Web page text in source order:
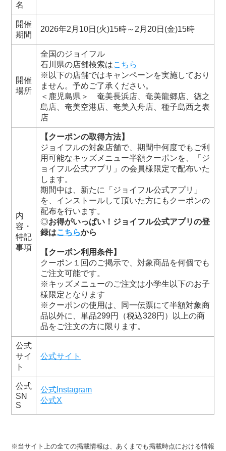
名
開催
期間
2026年2月10日(火)15時～2月20日(金)15時
開催
場所
全国のジョイフル
石川県の店舗検索はこち ら
※以下の店舗ではキャンペーンを実施しており
ません。予めご了承ください。
＜鹿児島県＞ 奄美長浜店、奄美龍郷店、徳之
島店、奄美空港店、奄美入舟店、種子島西之表
店
内
容・
特記
事項
【クーポンの取得方法】
ジョイフルの対象店舗で、期間中何度でもご利
用可能なキッズメニュー半額クーポンを、「ジ
ョイフル公式アプリ」の会員様限定で配布いた
します。
期間中は、新たに「ジョイフル公式アプリ」
を、インストールして頂いた方にもクーポンの
配布を行います。
◎お得がいっぱい！ジョイフル公式アプリの登
録はこちらから
【クーポン利用条件】
クーポン１回のご掲示で、対象商品を何個でも
ご注文可能です。
※キッズメニューのご注文は小学生以下のお子
様限定となります
※クーポンの使用は、同一伝票にて半額対象商
品以外に、単品299円（税込328円）以上の商
品をご注文の方に限ります。
公式
サイ
ト
公式サイト
公式
SN
S
公式Instagram
公式X
※当サイト上の全ての掲載情報は、あくまでも掲載時点における情報